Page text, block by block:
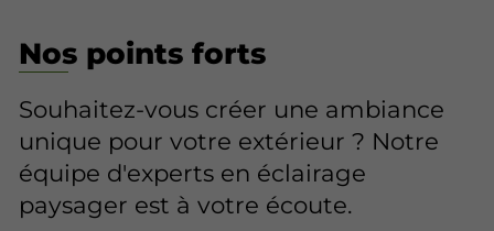
Nos points forts
Souhaitez-vous créer une ambiance
unique pour votre extérieur ? Notre
équipe d'experts en éclairage
paysager est à votre écoute.